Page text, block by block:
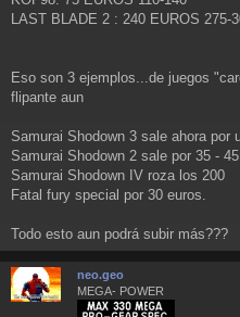
LAST BLADE 2 : 240 EUROS 275-
Eso son 3 ejemplos...de juegos
flipante aun
Samurai Shodown 3 sale ahora por
Samurai Shodown 2 sale por 35 - 45
Samurai Shodown IV roza los 200
Fatal fury special por 30 euros.
Todo esto aun podrá subir más???
neo.geo
MEGA- POWER